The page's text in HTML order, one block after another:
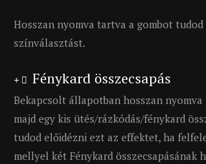
Hosszan nyomva tartva a gombot
színválasztást.
Fénykard összecsapás
Bekapcsolt állapotban hosszan
majd egy kis ütés/rázkódás/fénykard
tudod előidézni ezt az effektet, ha
mellyel két Fénykard összecsapásának